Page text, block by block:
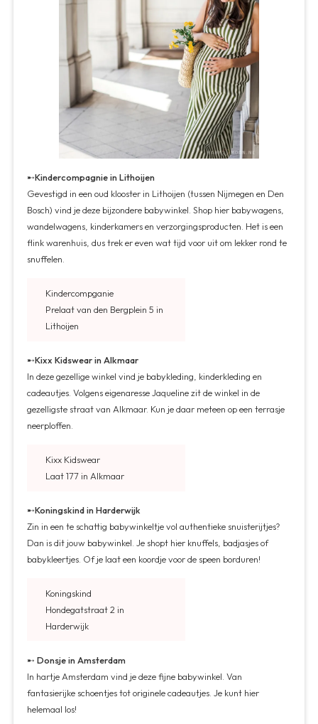
➸Kindercompagnie in Lithoijen
Gevestigd in een oud klooster in Lithoijen (tussen Nijmegen en Den
Bosch) vind je deze bijzondere babywinkel. Shop hier babywagens,
wandelwagens, kinderkamers en verzorgingsproducten. Het is een
flink warenhuis, dus trek er even wat tijd voor uit om lekker rond te
snuffelen.
Kindercompganie
Prelaat van den Bergplein 5 in
Lithoijen
➸Kixx Kidswear in Alkmaar
In deze gezellige winkel vind je babykleding, kinderkleding en
cadeautjes. Volgens eigenaresse Jaqueline zit de winkel in de
gezelligste straat van Alkmaar. Kun je daar meteen op een terrasje
neerploffen.
Kixx Kidswear
Laat 177 in Alkmaar
➸Koningskind in Harderwijk
Zin in een te schattig babywinkeltje vol authentieke snuisterijtjes?
Dan is dit jouw babywinkel. Je shopt hier knuffels, badjasjes of
babykleertjes. Of je laat een koordje voor de speen borduren!
Koningskind
Hondegatstraat 2 in
Harderwijk
➸ Donsje in Amsterdam
In hartje Amsterdam vind je deze fijne babywinkel. Van
fantasierijke schoentjes tot originele cadeautjes. Je kunt hier
helemaal los!